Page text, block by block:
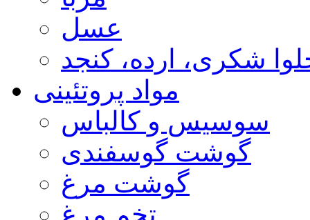
عسل
شکری، ارده، کنجد
مواد پروتئینی
سوسیس و کالباس
گوشت گوسفندی
گوشت مرغ
تخم مرغ